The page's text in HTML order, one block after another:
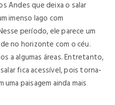
Andes que deixa o salar
imenso lago com
período, ele parece um
no horizonte com o céu.
a algumas áreas. Entretanto,
fica acessível, pois torna-
paisagem ainda mais